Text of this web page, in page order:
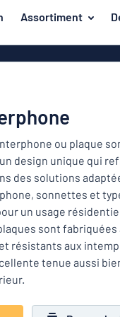
Assortiment
travail
électricité
les catégories
ou plaque
design unique qui
des solutions
sonnettes et
un usage
sont fabriquées
résistants aux
tenue aussi